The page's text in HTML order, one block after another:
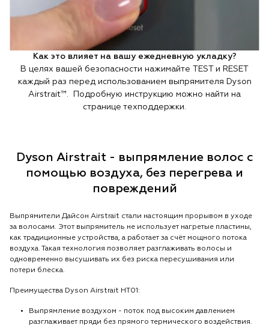
Как это влияет на вашу ежедневную укладку?
В целях вашей безопасности нажимайте TEST и RESET
каждый раз перед использованием выпрямителя Dyson
Airstrait™. Подробную инструкцию можно найти на
странице техподдержки.
Dyson Airstrait - выпрямление волос с
помощью воздуха, без перегрева и
повреждений
Выпрямители Дайсон Airstrait стали настоящим прорывом в уходе
за волосами. Этот выпрямитель не использует нагретые пластины,
как традиционные устройства, а работает за счёт мощного потока
воздуха. Такая технология позволяет разглаживать волосы и
одновременно высушивать их без риска пересушивания или
потери блеска.
Преимущества Dyson Airstrait HT01:
Выпрямление воздухом - поток под высоким давлением
разглаживает пряди без прямого термического воздействия.